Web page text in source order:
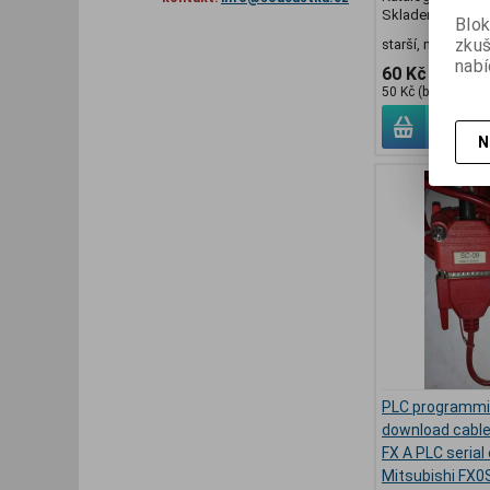
Skladem:
1 balení
starší, mix dle
60 Kč
50 Kč (bez DPH:)
PLC
download
FX A PLC
Mitsubishi